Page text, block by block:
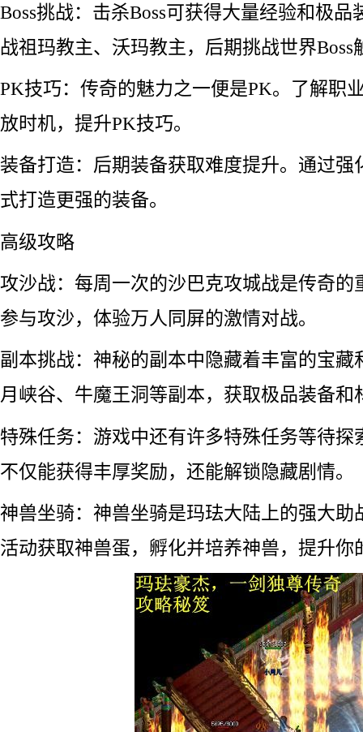
Boss挑战：击杀Boss可获得大量经验和极
战祖玛教主、沃玛教主，后期挑战世界Boss
PK技巧：传奇的魅力之一便是PK。了解职
放时机，提升PK技巧。
装备打造：后期装备获取难度提升。通过强
式打造更强的装备。
高级攻略
攻沙战：每周一次的沙巴克攻城战是传奇的
参与攻沙，体验万人同屏的激情对战。
副本挑战：神秘的副本中隐藏着丰富的宝藏
月峡谷、牛魔王洞等副本，获取极品装备和
特殊任务：游戏中还有许多特殊任务等待探
不仅能获得丰厚奖励，还能解锁隐藏剧情。
神兽坐骑：神兽坐骑是玛珐大陆上的强大助
活动获取神兽蛋，孵化并培养神兽，提升你